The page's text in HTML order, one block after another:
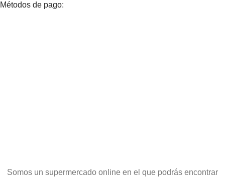
Métodos de pago:
Somos un supermercado online en el que podrás encontrar